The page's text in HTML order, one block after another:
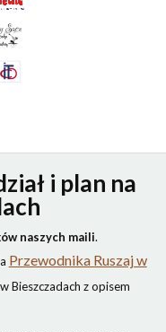
i plan na
naszych maili.
Przewodnika Ruszaj w
Bieszczadach z opisem